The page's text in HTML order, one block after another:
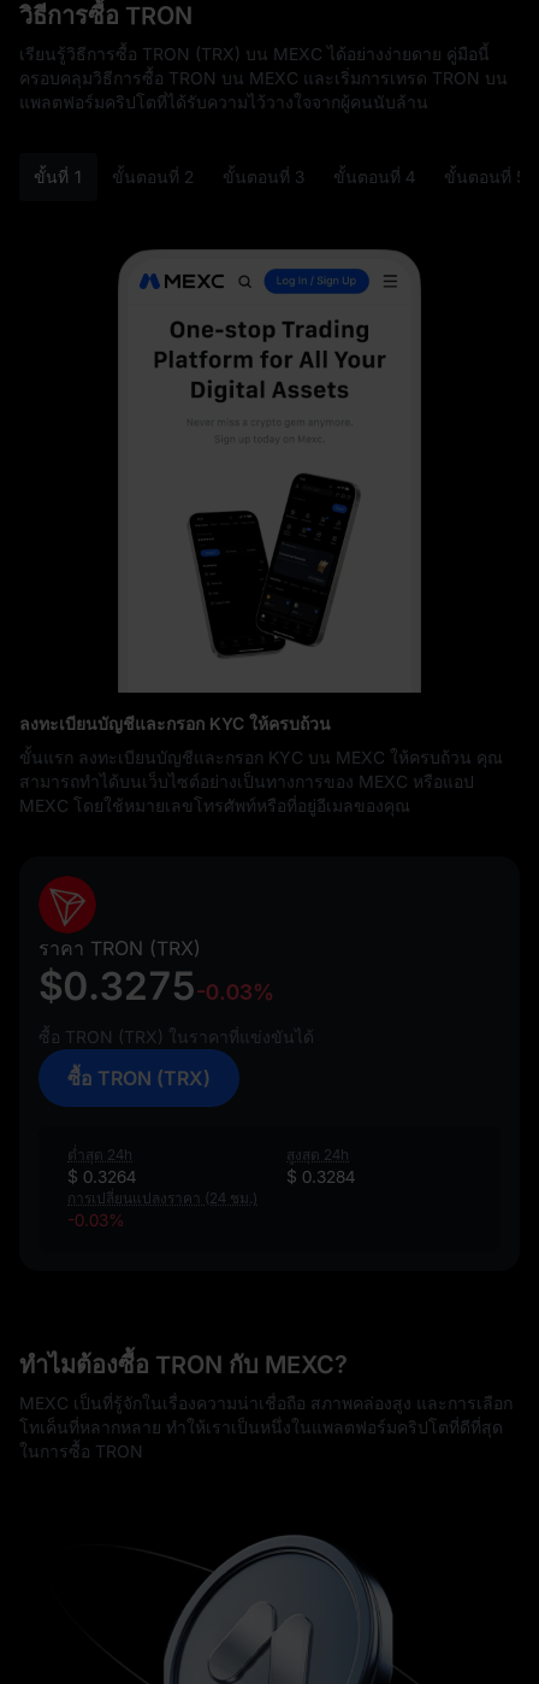
วิธีการซื้อ TRON
เรียนรู้วิธีการซื้อ TRON (TRX) บน MEXC ได้อย่างง่ายดาย คู่มือนี้
ครอบคลุมวิธีการซื้อ TRON บน MEXC และเริ่มการเทรด TRON บน
แพลตฟอร์มคริปโตที่ได้รับความไว้วางใจจากผู้คนนับล้าน
ขั้นที่ 1 ขั้นตอนที่ 2 ขั้นตอนที่ 3 ขั้นตอนที่ 4 ขั้นตอนที่ 5
ลงทะเบียนบัญชีและกรอก KYC ให้ครบถ้วน
ขั้นแรก ลงทะเบียนบัญชีและกรอก KYC บน MEXC ให้ครบถ้วน คุณ
สามารถทำได้บนเว็บไซต์อย่างเป็นทางการของ MEXC หรือแอป
MEXC โดยใช้หมายเลขโทรศัพท์หรือที่อยู่อีเมลของคุณ
ราคา TRON (TRX)
$0.3275-0.03%
ซื้อ TRON (TRX) ในราคาที่แข่งขันได้
ซื้อ TRON (TRX)
ต่ำสุด 24h
$ 0.3264
สูงสุด 24h
$ 0.3284
การเปลี่ยนแปลงราคา (24 ชม.)
-0.03%
ทำไมต้องซื้อ TRON กับ MEXC?
MEXC เป็นที่รู้จักในเรื่องความน่าเชื่อถือ สภาพคล่องสูง และการเลือก
โทเค็นที่หลากหลาย ทำให้เราเป็นหนึ่งในแพลตฟอร์มคริปโตที่ดีที่สุด
ในการซื้อ TRON